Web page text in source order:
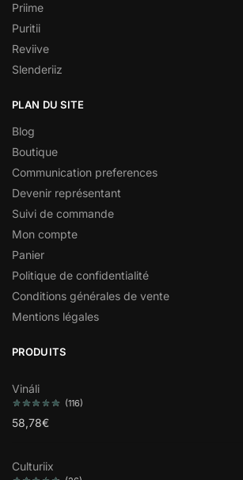
Priime
Puritii
Reviive
Slenderiiz
PLAN DU SITE
Blog
Boutique
Communication preferences
Devenir représentant
Suivi de commande
Mon compte
Panier
Politique de confidentialité
Conditions générales de vente
Mentions légales
PRODUITS
Vináli
(116)
58,78€
Culturiix